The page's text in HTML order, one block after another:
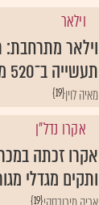
וילאר
תעשייה ב־520 מיליון שקל
{19}מאיה לוין
אקרו נדל"ן
אקרו זכתה
ותקים מגדלי
{19}אריק מירובסקי